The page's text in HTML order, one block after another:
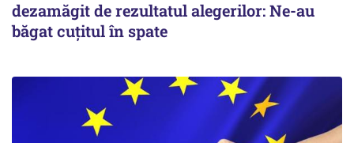
dezamăgit de rezultatul alegerilor: Ne-au
băgat cuţitul în spate